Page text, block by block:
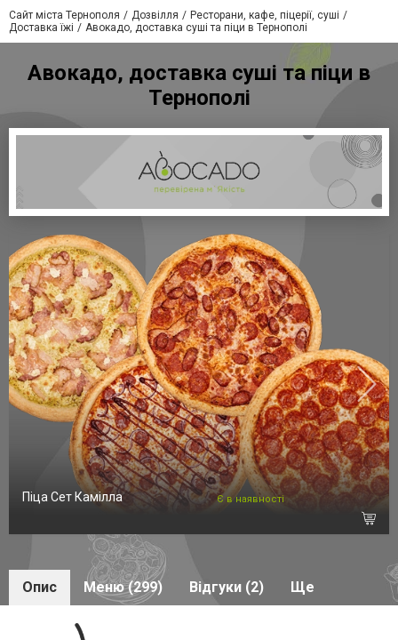
Сайт міста Тернополя Дозвілля
Ресторани, кафе, піцерії, суші
Доставка їжі
Авокадо, доставка суші та піци в Тернополі
Авокадо, доставка суші та піци в
Тернополі
Піца Сет Камілла Є в наявності
Опис Меню (299) Відгуки (2) Ще